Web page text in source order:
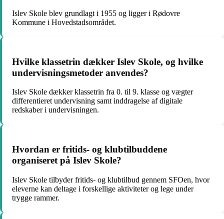
Islev Skole blev grundlagt i 1955 og ligger i Rødovre
Kommune i Hovedstadsområdet.
Hvilke klassetrin dækker Islev Skole, og hvilke
undervisningsmetoder anvendes?
Islev Skole dækker klassetrin fra 0. til 9. klasse og vægter
differentieret undervisning samt inddragelse af digitale
redskaber i undervisningen.
Hvordan er fritids- og klubtilbuddene
organiseret på Islev Skole?
Islev Skole tilbyder fritids- og klubtilbud gennem SFOen, hvor
eleverne kan deltage i forskellige aktiviteter og lege under
trygge rammer.